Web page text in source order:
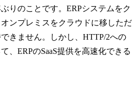
りのことです。ERPシステムをク
ンプレミスをクラウドに移しただ
きません。しかし、HTTP/2への
、ERPのSaaS提供を高速化できる